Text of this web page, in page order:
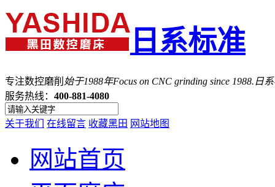
日系标准
专注数控磨削 始于1988年Focus on CNC grinding since 1988.日
服务热线： 400-881-4080
关于我们 在线留言 收藏黑田 网站地图
网站首页